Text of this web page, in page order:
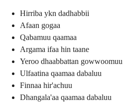
Hirriba ykn dadhabbii
Afaan gogaa
Qabamuu qaamaa
Argama ifaa hin taane
Yeroo dhaabbattan gowwoomuu
Ulfaatina qaamaa dabaluu
Finnaa hir'achuu
Dhangala'aa qaamaa dabaluu